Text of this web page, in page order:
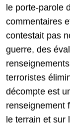
le porte-parole
commentaires
contestait pas
guerre, des
terroristes
décompte est
renseignement
le terrain et sur